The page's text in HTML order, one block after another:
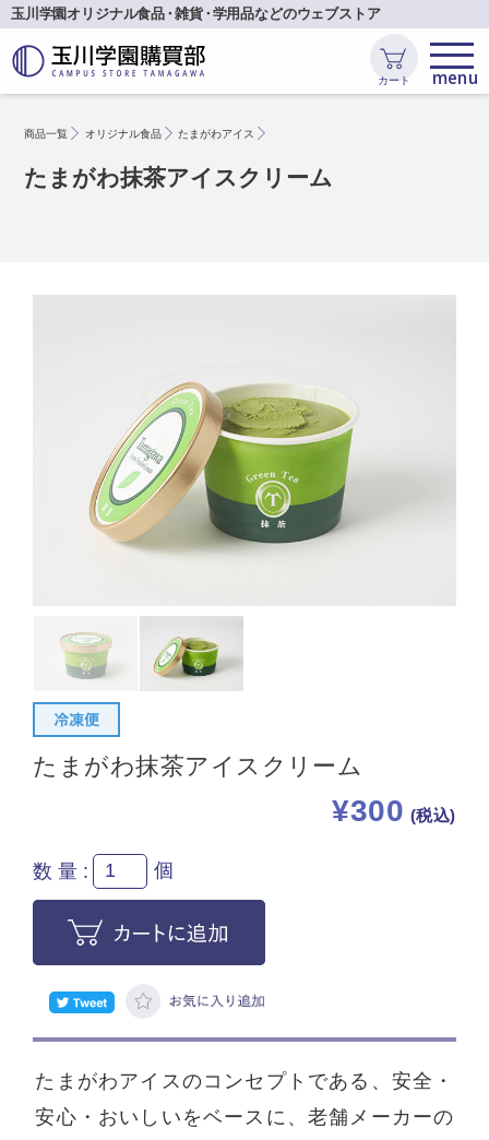
カート
玉川学園オリジナル食品・雑貨・学用品などのウェブストア
商品一覧 オリジナル食品 たまがわアイス
たまがわ抹茶アイスクリーム
たまがわ抹茶アイスクリーム
¥300 (税込)
数量: 個
たまがわアイスのコンセプトである、安全・
安心・おいしいをベースに、老舗メーカーの